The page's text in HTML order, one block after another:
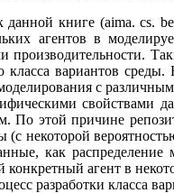
данной книге (aima. cs.
агентов в
производительности.
вариантов
с
свойствами
По этой причине
некоторой
как
конкретный агент в
разработки класса